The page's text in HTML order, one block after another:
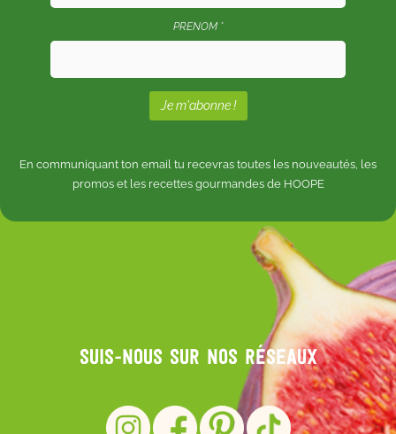
PRENOM *
En communiquant ton email tu recevras toutes les nouveautés, les
promos et les recettes gourmandes de HOOPE
Suis-nous sur nos réseaux